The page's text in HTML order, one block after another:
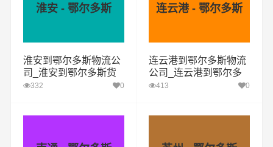
淮安 - 鄂尔多斯
淮安到鄂尔多斯物流公
司_淮安到鄂尔多斯货
运专线
332 0
连云港 - 鄂尔多斯
连云港到鄂尔多斯物流
公司_连云港到鄂尔多
斯货运专线
413 0